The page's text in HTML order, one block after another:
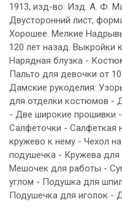
1913, изд-во: Изд. А. Ф.
Двусторонний лист,
Хорошее. Мелкие
120 лет назад. Выкройки
Нарядная блузка -
Пальто для девочки от
Дамские рукоделия:
для отделки костюмов -
- Две широкие прошивки
Салфеточки - Салфеткая
кружево к нему - Чехол
подушечка - Кружева
Мешочек для работы -
углом - Подушка для
Подушечка для иголок -